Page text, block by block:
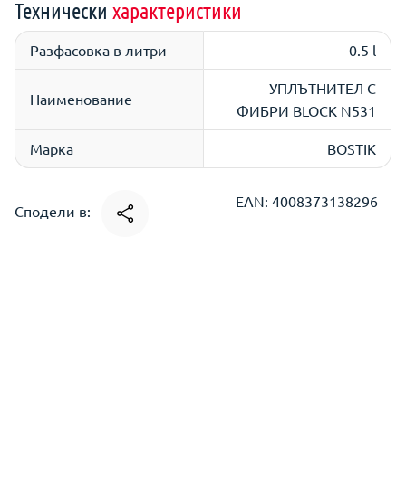
Технически характеристики
Разфасовка в литри 0.5 l
Наименование
УПЛЪТНИТЕЛ С
ФИБРИ BLOCK N531
Марка BOSTIK
Сподели в:
EAN: 4008373138296